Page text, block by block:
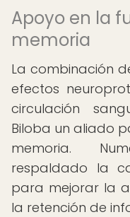
Apoyo en la
memoria
La combinación
efectos
circulación
Biloba un aliado
memoria.
respaldado la
para mejorar la
la retención de